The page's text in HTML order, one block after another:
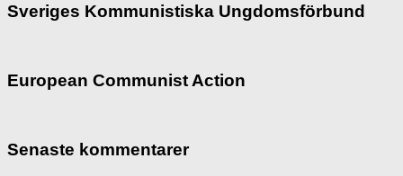
Sveriges Kommunistiska Ungdomsförbund
European Communist Action
Senaste kommentarer